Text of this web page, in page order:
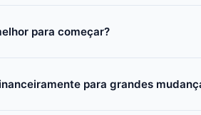
para começar?
para grandes